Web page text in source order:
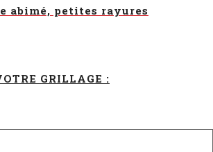
abimé, petites rayures
GRILLAGE :